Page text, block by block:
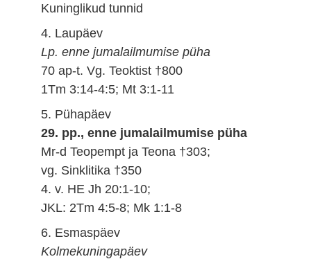
Kuninglikud tunnid
4. Laupäev
Lp. enne jumalailmumise püha
70 ap-t. Vg. Teoktist †800
1Tm 3:14-4:5; Mt 3:1-11
5. Pühapäev
29. pp., enne jumalailmumise püha
Mr-d Teopempt ja Teona †303;
vg. Sinklitika †350
4. v. HE Jh 20:1-10;
JKL: 2Tm 4:5-8; Mk 1:1-8
6. Esmaspäev
Kolmekuningapäev